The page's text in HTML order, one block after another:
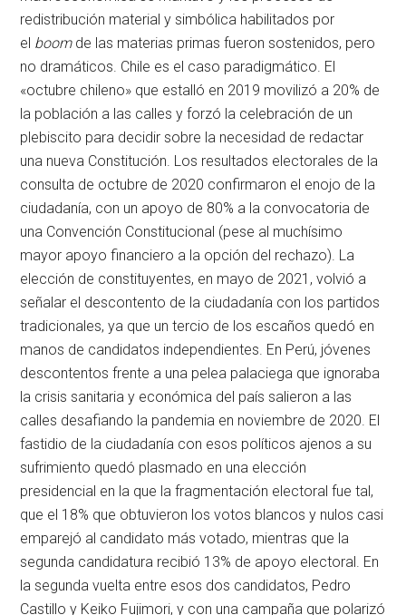
redistribución material y simbólica habilitados por
el boomde las materias primas fueron sostenidos, pero
no dramáticos. Chile es el caso paradigmático. El
«octubre chileno» que estalló en 2019 movilizó a 20% de
la población a las calles y forzó la celebración de un
plebiscito para decidir sobre la necesidad de redactar
una nueva Constitución. Los resultados electorales de la
consulta de octubre de 2020 confirmaron el enojo de la
ciudadanía, con un apoyo de 80% a la convocatoria de
una Convención Constitucional (pese al muchísimo
mayor apoyo financiero a la opción del rechazo). La
elección de constituyentes, en mayo de 2021, volvió a
señalar el descontento de la ciudadanía con los partidos
tradicionales, ya que un tercio de los escaños quedó en
manos de candidatos independientes. En Perú, jóvenes
descontentos frente a una pelea palaciega que ignoraba
la crisis sanitaria y económica del país salieron a las
calles desafiando la pandemia en noviembre de 2020. El
fastidio de la ciudadanía con esos políticos ajenos a su
sufrimiento quedó plasmado en una elección
presidencial en la que la fragmentación electoral fue tal,
que el 18% que obtuvieron los votos blancos y nulos casi
emparejó al candidato más votado, mientras que la
segunda candidatura recibió 13% de apoyo electoral. En
la segunda vuelta entre esos dos candidatos, Pedro
Castillo y Keiko Fujimori, y con una campaña que polarizó